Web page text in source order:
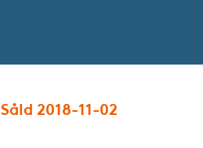
Såld 2018-11-02